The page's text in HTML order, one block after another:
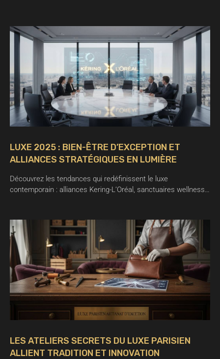
LUXE 2025 : BIEN-ÊTRE D’EXCEPTION ET
ALLIANCES STRATÉGIQUES EN LUMIÈRE
Découvrez les tendances qui redéfinissent le luxe
contemporain : alliances Kering-L’Oréal, sanctuaires wellness…
LES ATELIERS SECRETS DU LUXE PARISIEN
ALLIENT TRADITION ET INNOVATION